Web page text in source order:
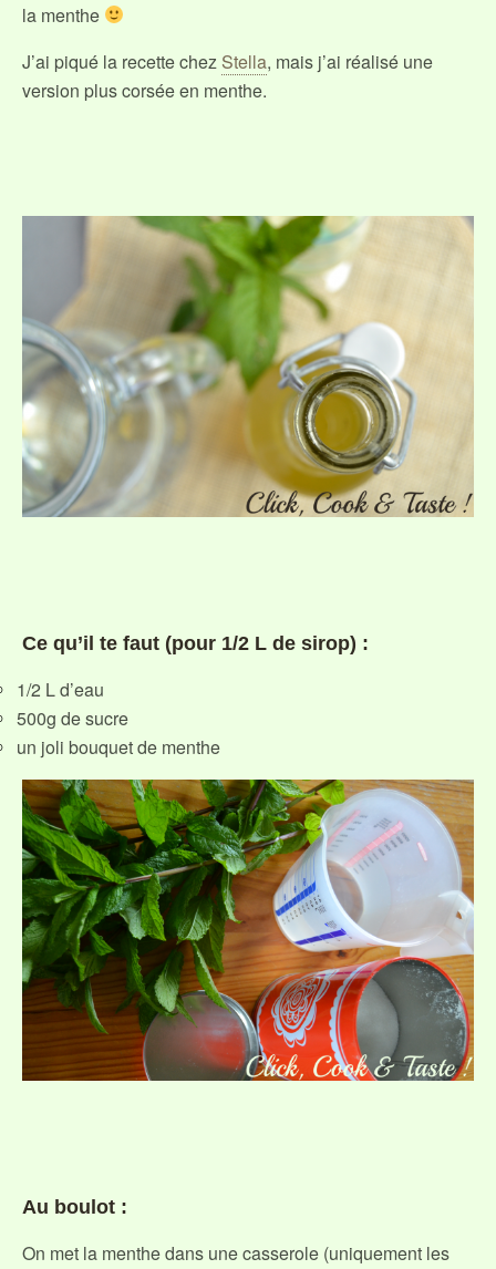
la menthe
J’ai piqué la recette chez Stella, mais j’ai réalisé une
version plus corsée en menthe.
Ce qu’il te faut (pour 1/2 L de sirop) :
1/2 L d’eau
500g de sucre
un joli bouquet de menthe
Au boulot :
On met la menthe dans une casserole (uniquement les